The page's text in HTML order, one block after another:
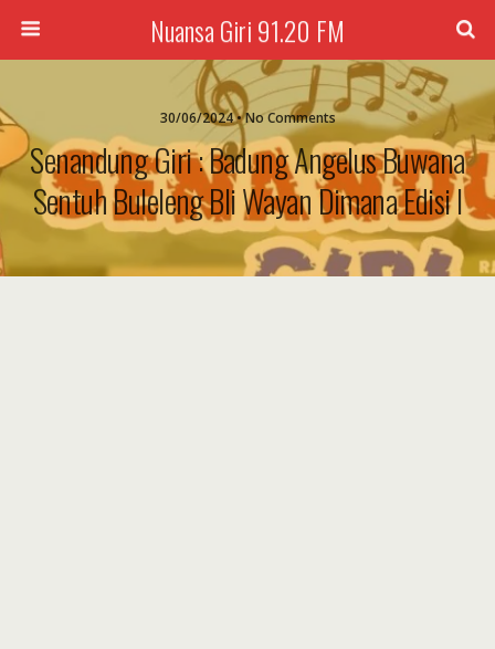
Nuansa Giri 91.20 FM
30/06/2024 • No Comments
Senandung Giri : Badung Angelus Buwana
Sentuh Buleleng Bli Wayan Dimana Edisi I